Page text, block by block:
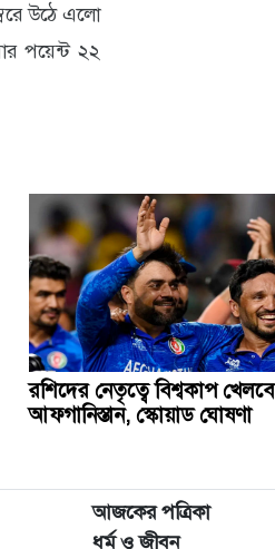
উঠে এলো
পয়েন্ট ২২
রশিদের নেতৃত্বে বিশ্বকাপ খেলবে
আফগানিস্তান, স্কোয়াড ঘোষণা
আজকের পত্রিকা
ধর্ম ও জীবন